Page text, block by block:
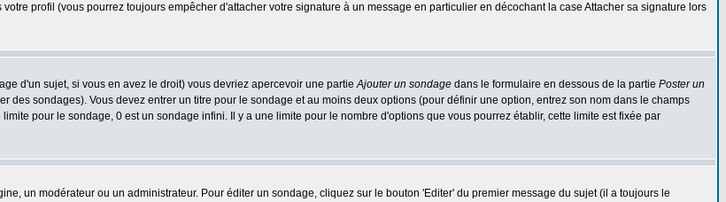
profil (vous pourrez toujours empêcher d'attacher votre signature à un message en particulier en décochant la case Attacher sa signature lors
d'un sujet, si vous en avez le droit) vous devriez apercevoir une partieAjouter un sondage dans le formulaire en dessous de la partie Poster un
des sondages). Vous devez entrer un titre pour le sondage et au moins deux options (pour définir une option, entrez son nom dans le champs
pour le sondage, 0 est un sondage infini. Il y a une limite pour le nombre d'options que vous pourrez établir, cette limite est fixée par
un modérateur ou un administrateur. Pour éditer un sondage, cliquez sur le bouton 'Editer' du premier message du sujet (il a toujours le